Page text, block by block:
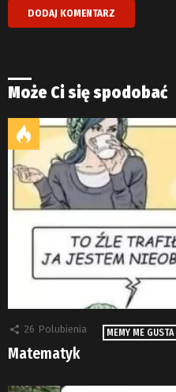
Może Ci się spodobać
26 Polubienia MEMY ME GUSTA
Matematyk